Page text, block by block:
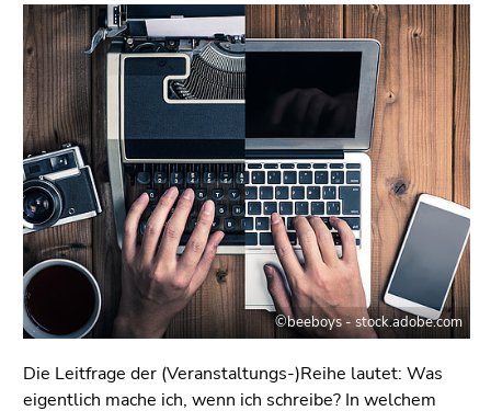
Die Leitfrage der (Veranstaltungs-)Reihe lautet: Was
eigentlich mache ich, wenn ich schreibe? In welchem
©beeboys - stock.adobe.com